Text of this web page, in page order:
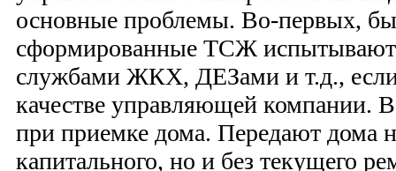
основные проблемы. Во-первых,
сформированные ТСЖ
службами ЖКХ, ДЕЗами и т.д.,
качестве управляющей компании.
при приемке дома. Передают дома
капитального, но и без текущего